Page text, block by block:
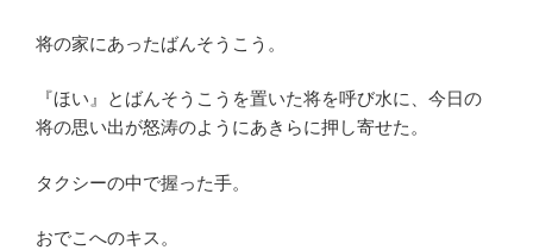
将の家にあったばんそうこう。
『ほい』とばんそうこうを置いた将を呼び水に、今日の
将の思い出が怒涛のようにあきらに押し寄せた。
タクシーの中で握った手。
おでこへのキス。